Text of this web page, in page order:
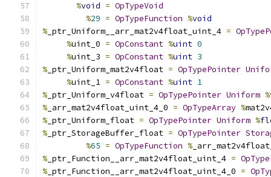
%void = OpTypeVoid
%29 = OpTypeFunction %void
% _ptr_Uniform__arr_mat2v4float_uint_4 =
%uint_0 = OpConstant %uint 0
%uint_3 = OpConstant %uint 3
% _ptr_Uniform_mat2v4float = OpTypePointer
%uint_1 = OpConstant %uint 1
% _ptr_Uniform_v4float = OpTypePointer Uniform %
% _arr_mat2v4float_uint_4_0 = OpTypeArray %
% _ptr_Uniform_float = OpTypePointer Uniform %
% _ptr_StorageBuffer_float = OpTypePointer
%65 = OpTypeFunction %
% _ptr_Function__arr_mat2v4float_uint_4 =
% _ptr_Function__arr_mat2v4float_uint_4_0 =